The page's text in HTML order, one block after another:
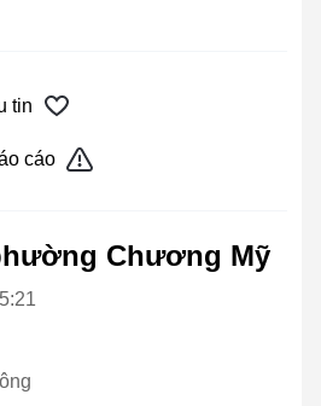
tin
cáo
Chương Mỹ